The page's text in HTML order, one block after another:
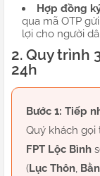
Hợp đồng
qua mã OTP
lợi cho người
2. Quy trình
24h
Bước 1: Tiếp
Quý khách gọi
FPT Lộc Bình
(Lục Thôn,